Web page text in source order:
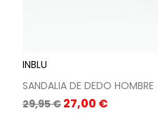
INBLU
SANDALIA DE DEDO HOMBRE
Precio
29,95 € Precio
27,00 €